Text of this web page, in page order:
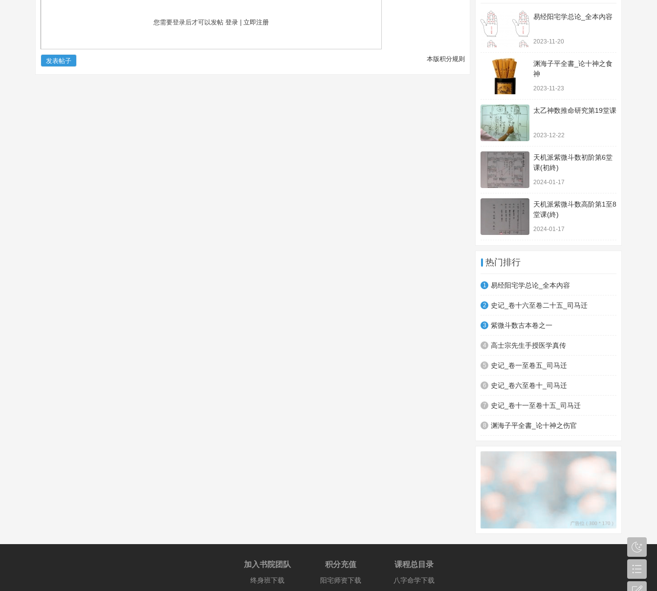
您需要登录后才可以发帖 登录 立即注册
本版积分规则
发表帖子
易经阳宅学总论_全本內容
2023-11-20
渊海子平全書_论十神之食
神
2023-11-23
太乙神数推命研究第19堂课
2023-12-22
天机派紫微斗数初阶第6堂
课(初終)
2024-01-17
天机派紫微斗数高阶第1至8
堂课(終)
2024-01-17
热门排行
1 易经阳宅学总论_全本內容
2 史记_卷十六至卷二十五_司马迁
3 紫微斗数古本卷之一
4 高士宗先生手授医学真传
5 史记_卷一至卷五_司马迁
6 史记_卷六至卷十_司马迁
7 史记_卷十一至卷十五_司马迁
8 渊海子平全書_论十神之伤官
加入书院团队
终身班下载
积分充值
阳宅师资下载
课程总目录
八字命学下载